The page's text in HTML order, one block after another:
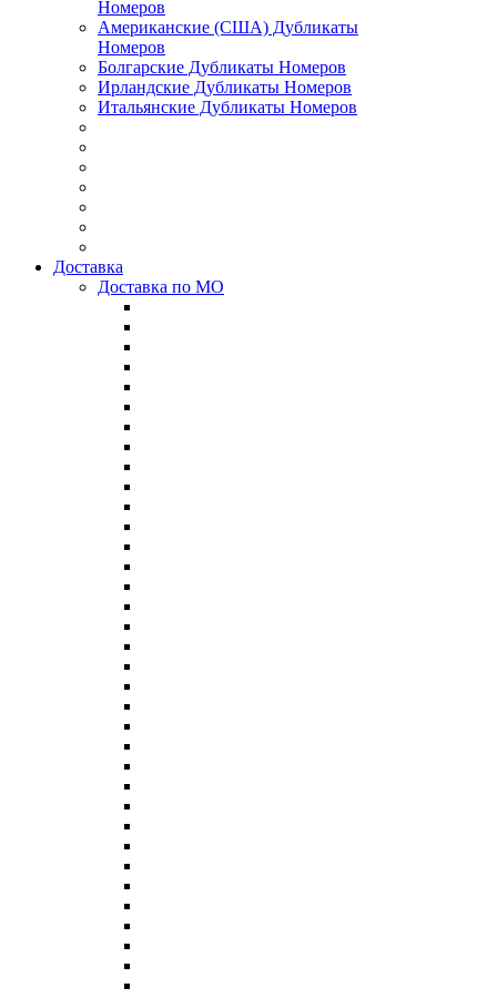
Номеров
Американские (США) Дубликаты
Номеров
Болгарские Дубликаты Номеров
Ирландские Дубликаты Номеров
Итальянские Дубликаты Номеров
Доставка
Доставка по МО